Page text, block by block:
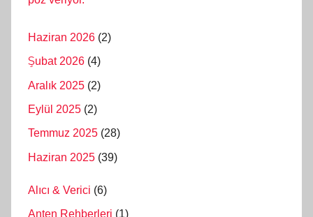
Haziran 2026 (2)
Şubat 2026 (4)
Aralık 2025 (2)
Eylül 2025 (2)
Temmuz 2025 (28)
Haziran 2025 (39)
Alıcı & Verici (6)
Anten Rehberleri (1)